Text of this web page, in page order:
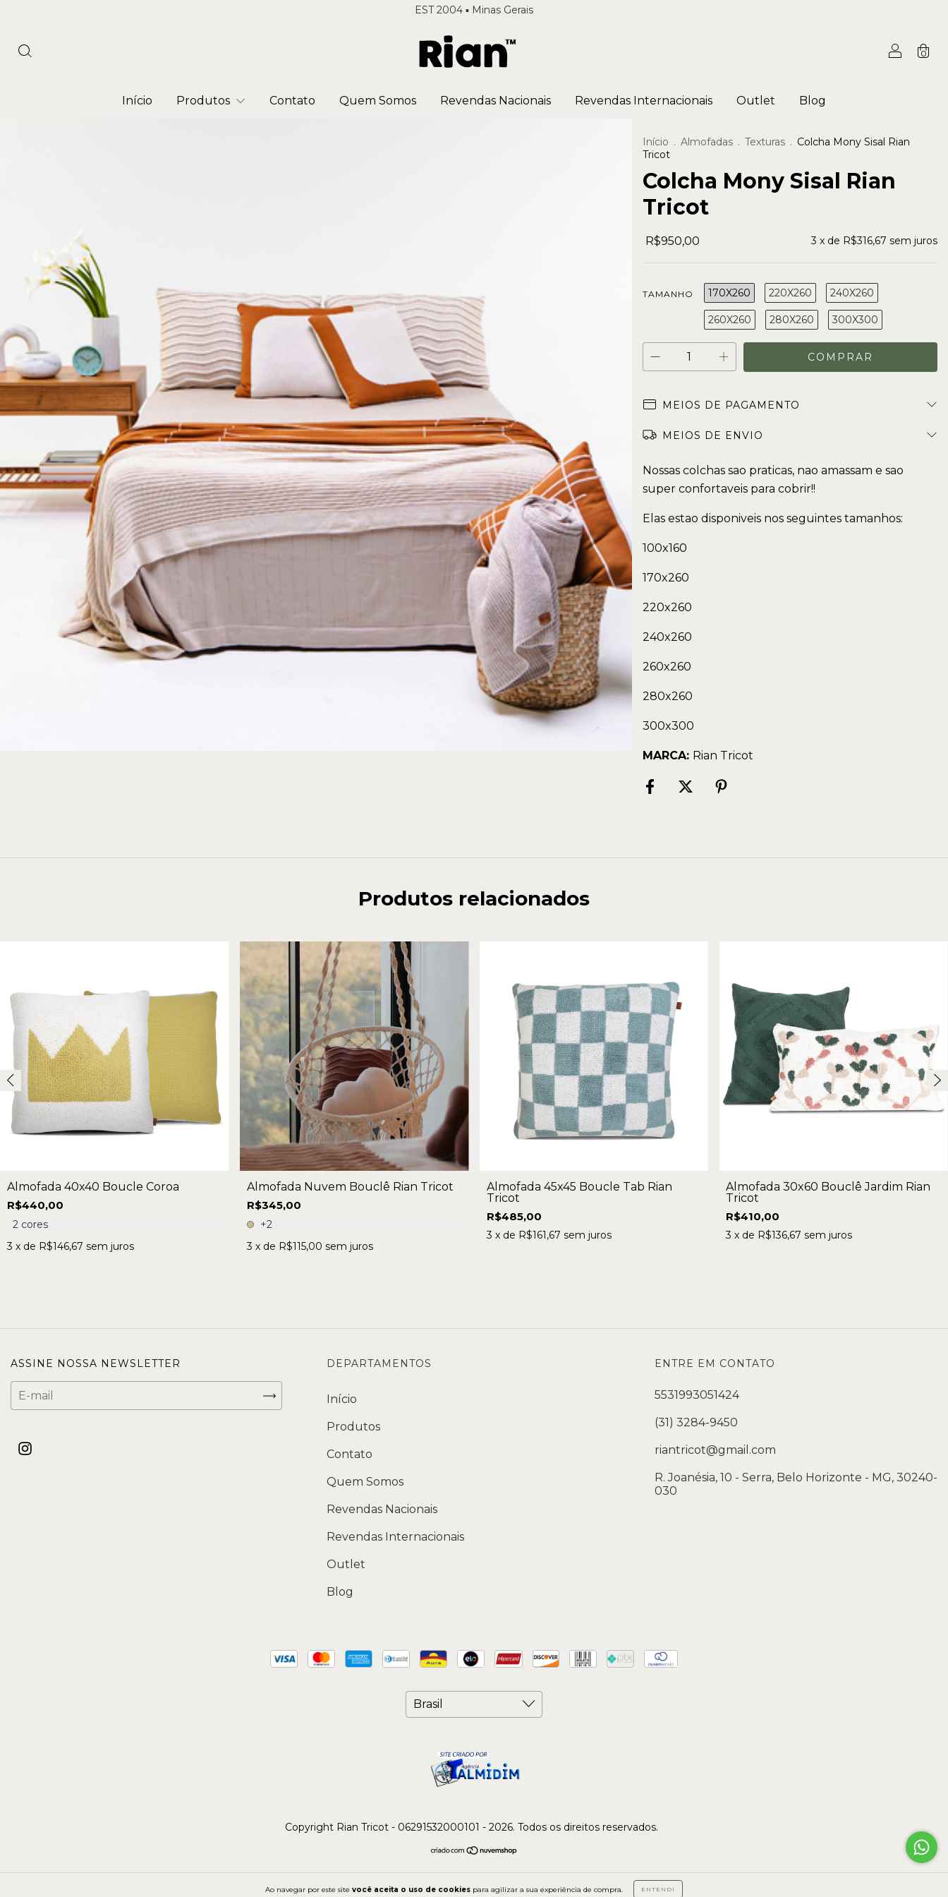
EST 2004 ▪️ Minas Gerais
0
Início Produtos Contato Quem Somos Revendas Nacionais Revendas Internacionais Outlet Blog
Ao navegar por este site você aceita o uso de cookies para agilizar a sua experiência de compra. ENTENDI
Início . Almofadas . Texturas . Colcha Mony Sisal Rian
Tricot
Colcha Mony Sisal Rian
Tricot
R$950,00 3 x de R$316,67 sem juros
TAMANHO 170X260 220X260 240X260
260X260 280X260 300X300
MEIOS DE PAGAMENTO
MEIOS DE ENVIO
Nossas colchas sao praticas, nao amassam e sao
super confortaveis para cobrir!!
Elas estao disponiveis nos seguintes tamanhos:
100x160
170x260
220x260
240x260
260x260
280x260
300x300
MARCA: Rian Tricot
Produtos relacionados
Almofada 40x40 Boucle Coroa
R$440,00
2 cores
3 x de R$146,67 sem juros
Almofada Nuvem Bouclê Rian Tricot
R$345,00
+2
3 x de R$115,00 sem juros
Almofada 45x45 Boucle Tab Rian
Tricot
R$485,00
3 x de R$161,67 sem juros
Almofada 30x60 Bouclê Jardim Rian
Tricot
R$410,00
3 x de R$136,67 sem juros
ASSINE NOSSA NEWSLETTER DEPARTAMENTOS
Início
Produtos
Contato
Quem Somos
Revendas Nacionais
Revendas Internacionais
Outlet
Blog
ENTRE EM CONTATO
5531993051424
(31) 3284-9450
riantricot@gmail.com
R. Joanésia, 10 - Serra, Belo Horizonte - MG, 30240-
030
Copyright Rian Tricot - 06291532000101 - 2026. Todos os direitos reservados.